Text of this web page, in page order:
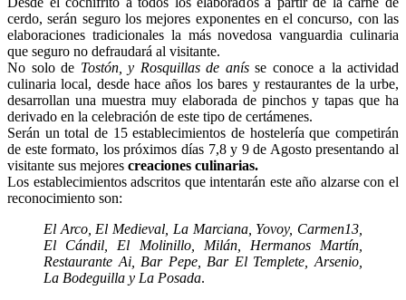
cerdo, serán seguro los mejores exponentes en el concurso, con las
elaboraciones tradicionales la más novedosa vanguardia culinaria
que seguro no defraudará al visitante.
No solo de Tostón, y Rosquillas de anís se conoce a la actividad
culinaria local, desde hace años los bares y restaurantes de la urbe,
desarrollan una muestra muy elaborada de pinchos y tapas que ha
derivado en la celebración de este tipo de certámenes.
Serán un total de 15 establecimientos de hostelería que competirán
de este formato, los próximos días 7,8 y 9 de Agosto presentando al
visitante sus mejores creaciones culinarias.
Los establecimientos adscritos que intentarán este año alzarse con el
reconocimiento son:
El Arco, El Medieval, La Marciana, Yovoy, Carmen13,
El Cándil, El Molinillo, Milán, Hermanos Martín,
Restaurante Ai, Bar Pepe, Bar El Templete, Arsenio,
La Bodeguilla y La Posada.